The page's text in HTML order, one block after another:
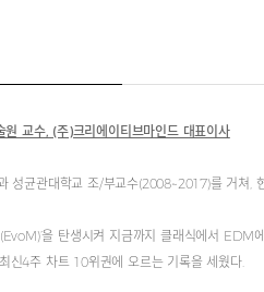
교수, (주)크리에이티브마인드 대표이사
성균관대학교 조/부교수(2008~2017)를 거쳐
을 탄생시켜 지금까지 클래식에서
신4주 차트 10위권에 오르는 기록을 세웠다.